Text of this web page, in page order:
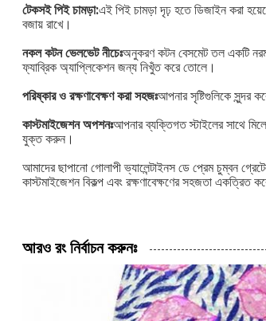
টেকসই পিই চামড়া:এই পিই চামড়া দৃঢ় হতে ডিজাইন করা
বজায় রাখে।
নকল কটন ভেলভেট নীচেঃঅনুকরণ কটন বেসমেট তল একটি
ফ্যাব্রিক অ্যাপ্লিকেশন জন্য নিখুঁত করে তোলে।
পরিষ্কার ও রক্ষণাবেক্ষণ করা সহজঃআপনার সৃষ্টিগুলিকে সুন্দর
কাস্টমাইজেশন অপশনঃআপনার ব্যক্তিগত স্টাইলের সাথে
যুক্ত করুন।
আমাদের ছাপানো গোলাপী ভ্যালেন্টাইনস ডে প্রেম চুম্বন
কাস্টমাইজেশন বিকল্প এবং রক্ষণাবেক্ষণের সহজতা একত্রিত
আরও রং নির্বাচন করুনঃ